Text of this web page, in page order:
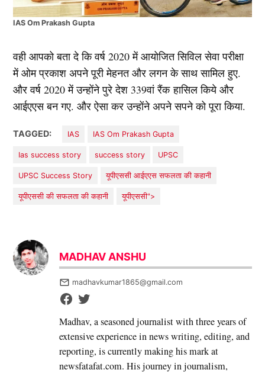
IAS Om Prakash Gupta
वही आपको बता दे कि वर्ष 2020 में आयोजित सिविल सेवा परीक्षा
में ओम प्रकाश अपने पूरी मेहनत और लगन के साथ सामिल हुए.
और वर्ष 2020 में उन्होंने पुरे देश 339वां रैंक हासिल किये और
आईएएस बन गए. और ऐसा कर उन्होंने अपने सपने को पूरा किया.
TAGGED: IAS IAS Om Prakash Gupta
Ias success story success story UPSC
UPSC Success Story ​यूपीएससी आईएएस सफलता की कहानी
यूपीएससी की सफलता की कहानी यूपीएससी">
MADHAV ANSHU
madhavkumar1865@gmail.com
Madhav, a seasoned journalist with three years of
extensive experience in news writing, editing, and
reporting, is currently making his mark at
newsfatafat.com. His journey in journalism,